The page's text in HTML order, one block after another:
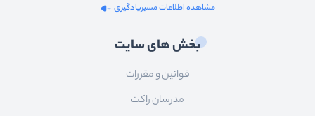
مشاهده اطلاعات مسیریادگیری
بخش های سایت
قوانین و مقررات
مدرسان راکت